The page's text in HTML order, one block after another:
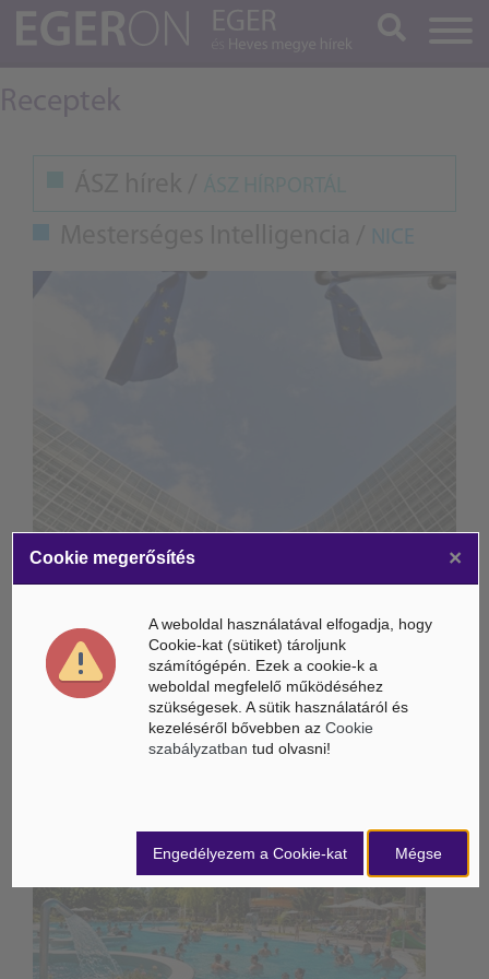
Keresés
Receptek
NICE
Életbe léptek az Európai Unióban a mesterséges intelligencia
Gyorsabbá válhat a fúziós üzemanyag fejlesztése a
mesterséges intelligenciával
Látó robotkerekesszék segíthet önállóbbá tenni a
mozgáskorlátozott embereket
Belföldi hírek /BELFÖLD
Cookie megerősítés ×
A weboldal használatával elfogadja, hogy
Cookie-kat (sütiket) tároljunk
számítógépén. Ezek a cookie-k a
weboldal megfelelő működéséhez
szükségesek. A sütik használatáról és
kezeléséről bővebben az Cookie
szabályzatban tud olvasni!
Mégse
Engedélyezem a Cookie-kat